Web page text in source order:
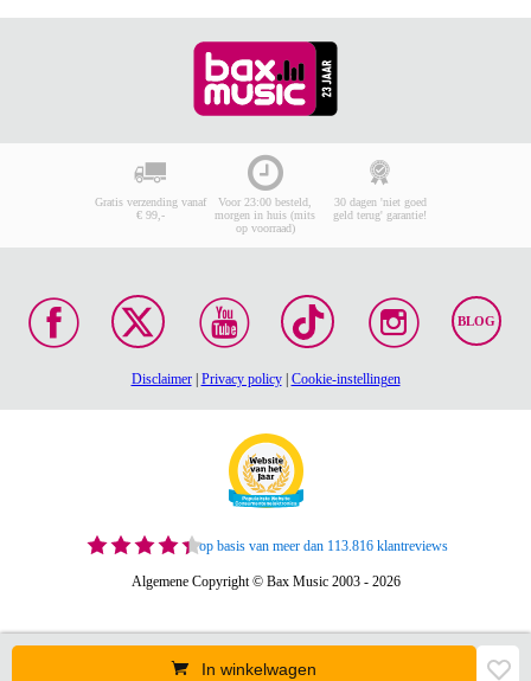
In winkelwagen
Gratis verzending vanaf
€ 99,-
Voor 23:00 besteld,
morgen in huis (mits
op voorraad)
30 dagen 'niet goed
geld terug' garantie!
BLOG
Disclaimer| Privacy policy| Cookie-instellingen
op basis van meer dan 113.816 klantreviews
Algemene Copyright © Bax Music 2003 - 2026